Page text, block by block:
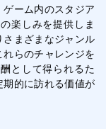
ーム内のスタジア
楽しみを提供しま
まざまなジャンル
らのチャレンジを
として得られるた
的に訪れる価値が